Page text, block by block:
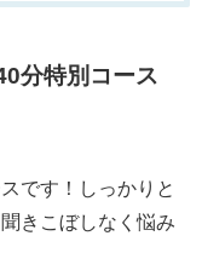
分特別コース
です！しっかりと
きこぼしなく悩み